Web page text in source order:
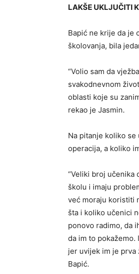
LAKŠE UKLJUČITI
Bapić ne krije da je
školovanja, bila
“Volio sam da
svakodnevnom
oblasti koje su
rekao je Jasmin.
Na pitanje koliko
operacija, a koliko
“Veliki broj učenika
školu i imaju
već moraju koristiti
šta i koliko učenici
ponovo radimo, da
da im to pokažemo.
jer uvijek im je prva
Bapić.